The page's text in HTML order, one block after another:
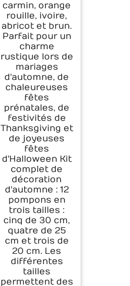
d'Halloween
carmin, orange
rouille, ivoire,
abricot et brun.
Parfait pour un
charme
rustique lors de
mariages
d'automne, de
chaleureuses
fêtes
prénatales, de
festivités de
Thanksgiving et
de joyeuses
fêtes
d'Halloween Kit
complet de
décoration
d'automne : 12
pompons en
trois tailles :
cinq de 30 cm,
quatre de 25
cm et trois de
20 cm. Les
différentes
tailles
permettent des